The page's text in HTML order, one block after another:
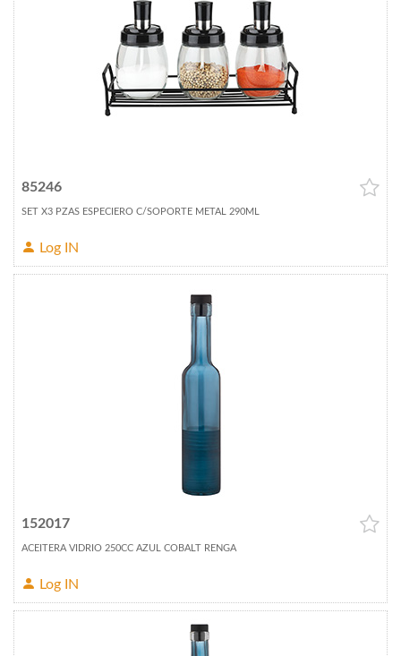
85246
SET X3 PZAS ESPECIERO C/SOPORTE METAL 290ML
Log IN
152017
ACEITERA VIDRIO 250CC AZUL COBALT RENGA
Log IN